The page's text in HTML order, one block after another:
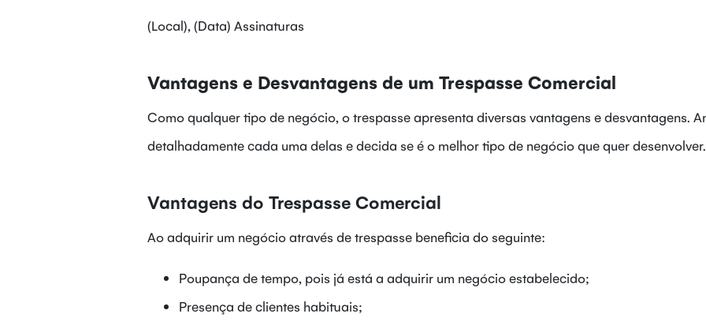
(Local), (Data) Assinaturas
Vantagens e Desvantagens de um Trespasse Comercial
Como qualquer tipo de negócio, o trespasse apresenta diversas vantagens e desvantagens.
detalhadamente cada uma delas e decida se é o melhor tipo de negócio que quer desenvolver.
Vantagens do Trespasse Comercial
Ao adquirir um negócio através de trespasse beneficia do seguinte:
Poupança de tempo, pois já está a adquirir um negócio estabelecido;
Presença de clientes habituais;